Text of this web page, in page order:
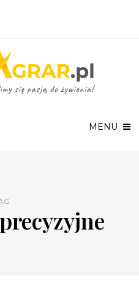
MENU
swój e-mail, a raz w tygodniu
najlepsze artykuły!
zgodnie zPolityką prywatności